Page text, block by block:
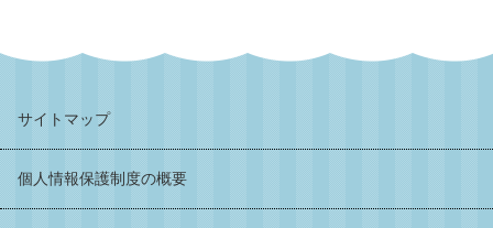
サイトマップ
個人情報保護制度の概要